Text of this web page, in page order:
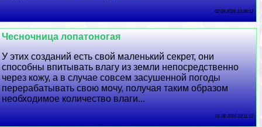
02 08 2026 23:26:12
Чесночница лопатоногая
У этих созданий есть свой маленький секрет, они
способны впитывать влагу из земли непосредственно
через кожу, а в случае совсем засушенной погоды
переpaбатывать свою мочу, получая таким образом
необходимое количество влаги...
01 08 2026 23:11:12